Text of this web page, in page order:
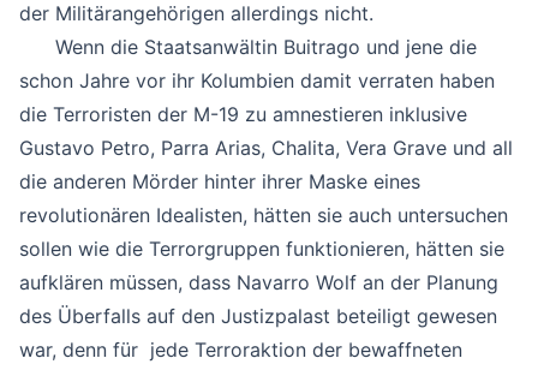
der Militärangehörigen allerdings nicht.
Wenn die Staatsanwältin Buitrago und jene die
schon Jahre vor ihr Kolumbien damit verraten haben
die Terroristen der M-19 zu amnestieren inklusive
Gustavo Petro, Parra Arias, Chalita, Vera Grave und all
die anderen Mörder hinter ihrer Maske eines
revolutionären Idealisten, hätten sie auch untersuchen
sollen wie die Terrorgruppen funktionieren, hätten sie
aufklären müssen, dass Navarro Wolf an der Planung
des Überfalls auf den Justizpalast beteiligt gewesen
war, denn für jede Terroraktion der bewaffneten